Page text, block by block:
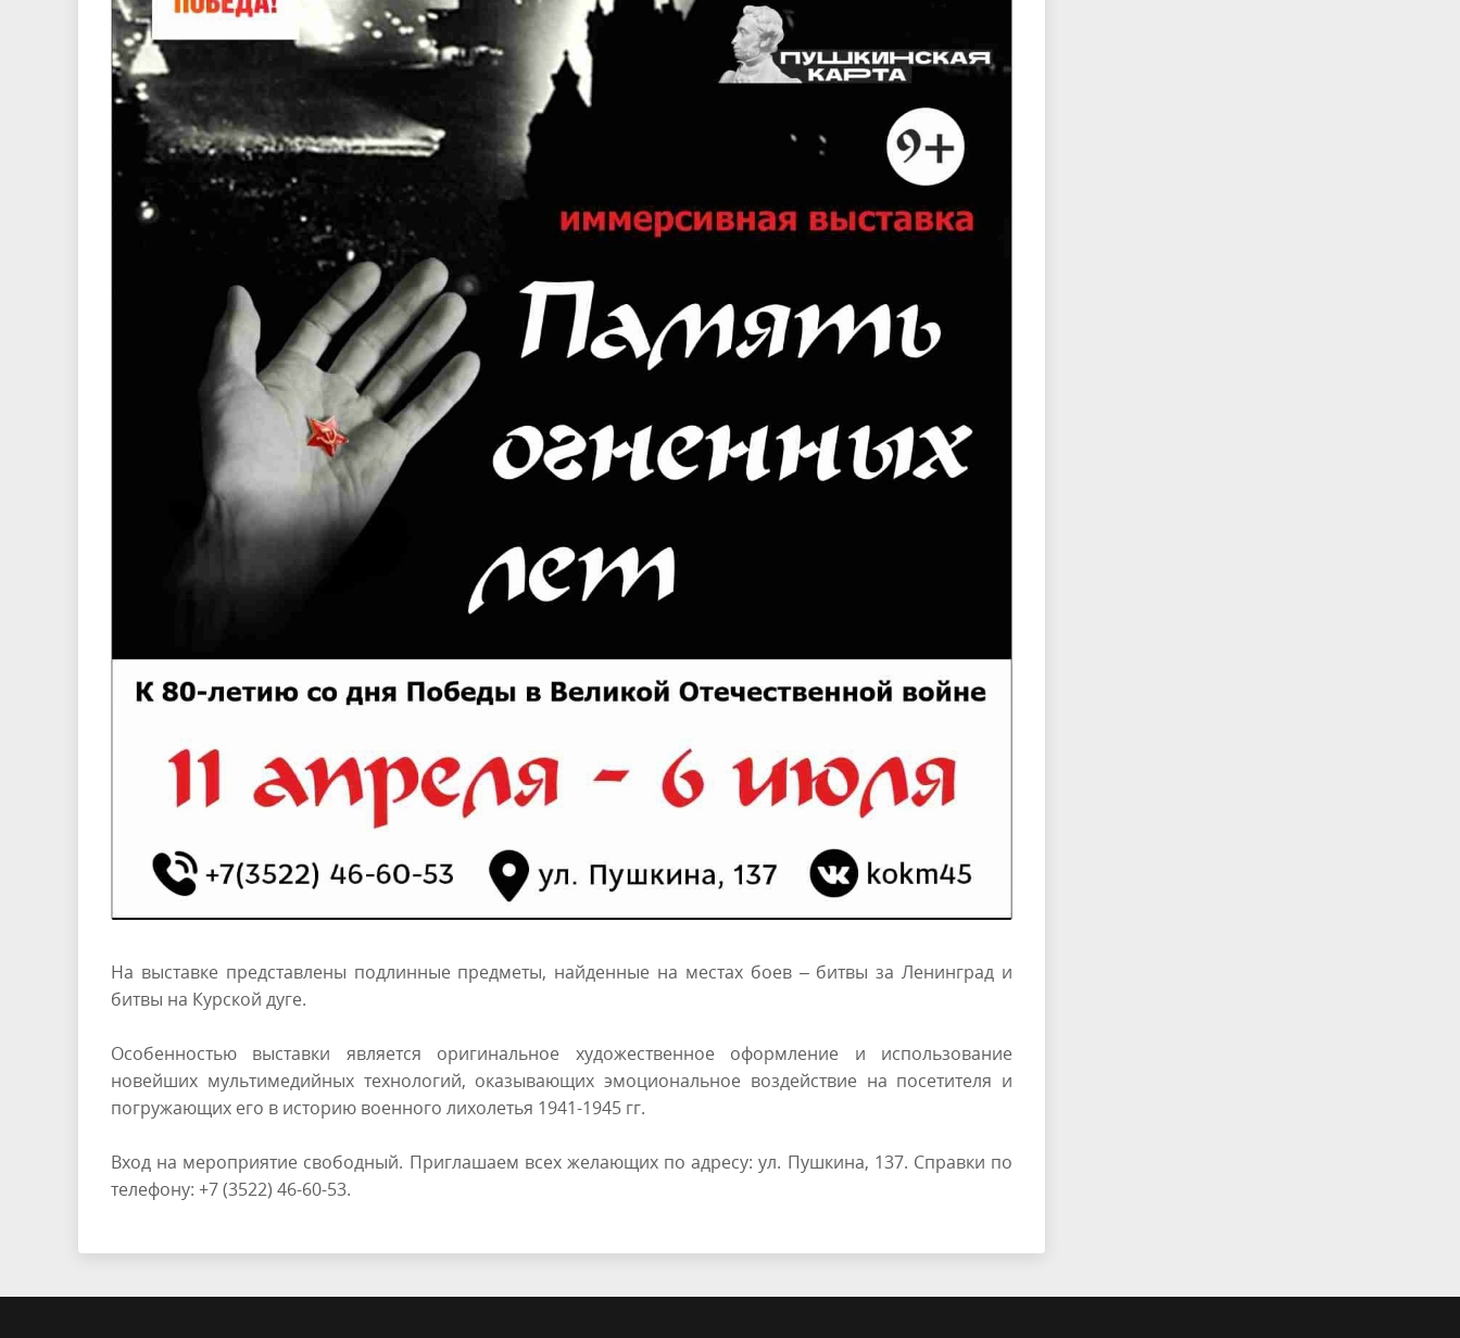
На выставке представлены подлинные предметы, найденные на местах боев – битвы за Ленинград и
битвы на Курской дуге.
Особенностью выставки является оригинальное художественное оформление и использование
новейших мультимедийных технологий, оказывающих эмоциональное воздействие на посетителя и
погружающих его в историю военного лихолетья 1941-1945 гг.
Вход на мероприятие свободный. Приглашаем всех желающих по адресу: ул. Пушкина, 137. Справки по
телефону: +7 (3522) 46-60-53.